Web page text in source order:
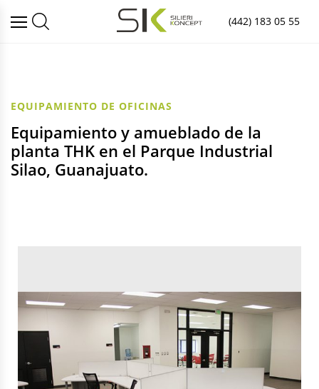
(442) 183 05 55
EQUIPAMIENTO DE OFICINAS
Equipamiento y amueblado de la
planta THK en el Parque Industrial
Silao, Guanajuato.